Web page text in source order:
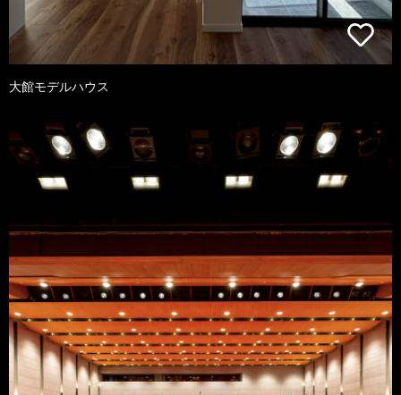
大館モデルハウス